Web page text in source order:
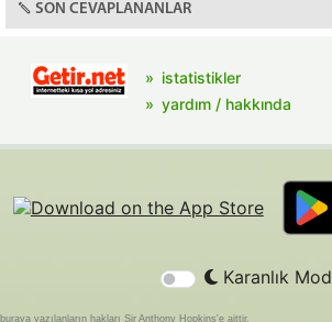
SON CEVAPLANANLAR
istatistikler
yardım / hakkında
Karanlık Mod
buraya yazılanların hakları Sir Anthony Hopkins'e aittir.